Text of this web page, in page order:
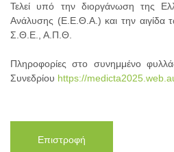
Τελεί υπό την διοργάνωση της
Ανάλυσης (Ε.Ε.Θ.Α.) και την αιγίδα
Σ.Θ.Ε., Α.Π.Θ.
Πληροφορίες στο συνημμένο
Συνεδρίου https://
Επιστροφή